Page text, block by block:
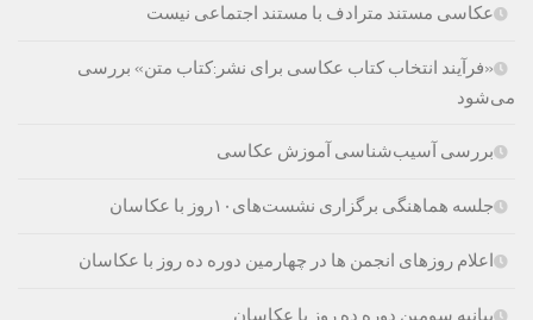
عکاسی مستند مترادف با مستند اجتماعی نیست
«فرآیند انتخاب کتاب‌ عکاسی برای نشر:کتاب متن» بررسی
می‌شود
بررسی آسیب‌شناسی آموزش عکاسی
جلسه هماهنگی برگزاری نشست‌های۱۰روز با عکاسان
اعلام روزهای انجمن ها در چهارمین دوره ده روز با عکاسان
بیانیه سومین دوره ده روز با عکاسان